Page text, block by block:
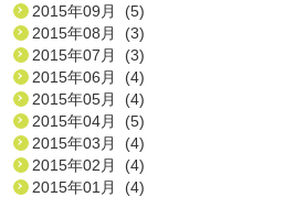
2015年09月 (5)
2015年08月 (3)
2015年07月 (3)
2015年06月 (4)
2015年05月 (4)
2015年04月 (5)
2015年03月 (4)
2015年02月 (4)
2015年01月 (4)